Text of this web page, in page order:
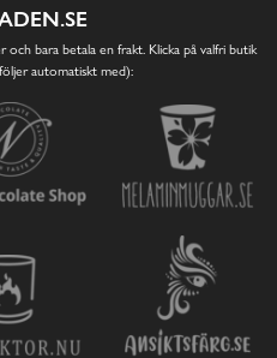
och bara betala en frakt. Klicka på valfri butik
automatiskt med):